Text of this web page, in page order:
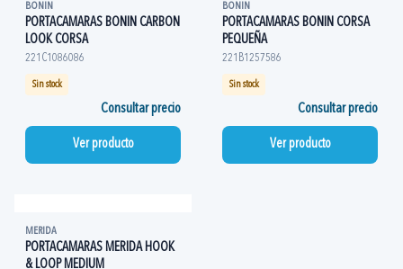
BONIN
PORTACAMARAS BONIN CARBON
LOOK CORSA
221C1086086
Sin stock
Consultar precio
Ver producto
BONIN
PORTACAMARAS BONIN CORSA
PEQUEÑA
221B1257586
Sin stock
Consultar precio
Ver producto
MERIDA
PORTACAMARAS MERIDA HOOK
& LOOP MEDIUM